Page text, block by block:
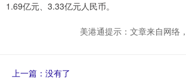
1.69亿元、3.33亿元人民币。
美港通提示：文章来自网络
上一篇：没有了